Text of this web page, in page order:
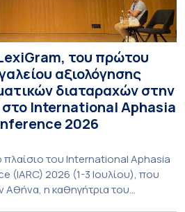
του πρώτου
αξιολόγησης
διαταραχών στην
στο International Aphasia
2026
πλαίσιο του International Aphasia
(IARC) 2026 (1-3 Ιουλίου), που
η καθηγήτρια του